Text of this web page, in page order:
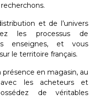
et de l’univers
les processus de
enseignes, et vous
le territoire français.
en magasin, au
les acheteurs et
de véritables